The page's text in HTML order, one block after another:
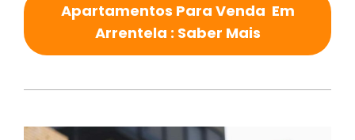
Apartamentos Para Venda Em
Arrentela : Saber Mais